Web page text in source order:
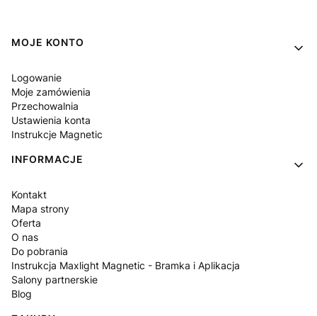
Linki w stopce
MOJE KONTO
Logowanie
Moje zamówienia
Przechowalnia
Ustawienia konta
Instrukcje Magnetic
INFORMACJE
Kontakt
Mapa strony
Oferta
O nas
Do pobrania
Instrukcja Maxlight Magnetic - Bramka i Aplikacja
Salony partnerskie
Blog